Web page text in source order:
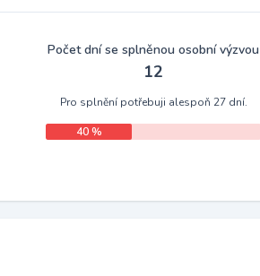
Počet dní se splněnou osobní výzvou
12
Pro splnění potřebuji alespoň 27 dní.
40 %